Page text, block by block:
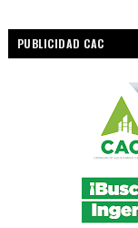
PUBLICIDAD CAC